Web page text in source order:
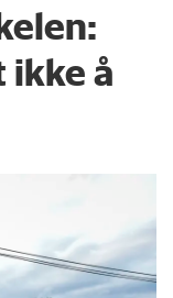
å